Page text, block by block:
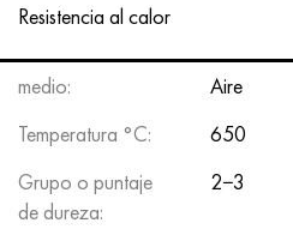
Resistencia al calor
medio:
Aire
Temperatura °C:
650
Grupo o puntaje
de dureza:
2−3